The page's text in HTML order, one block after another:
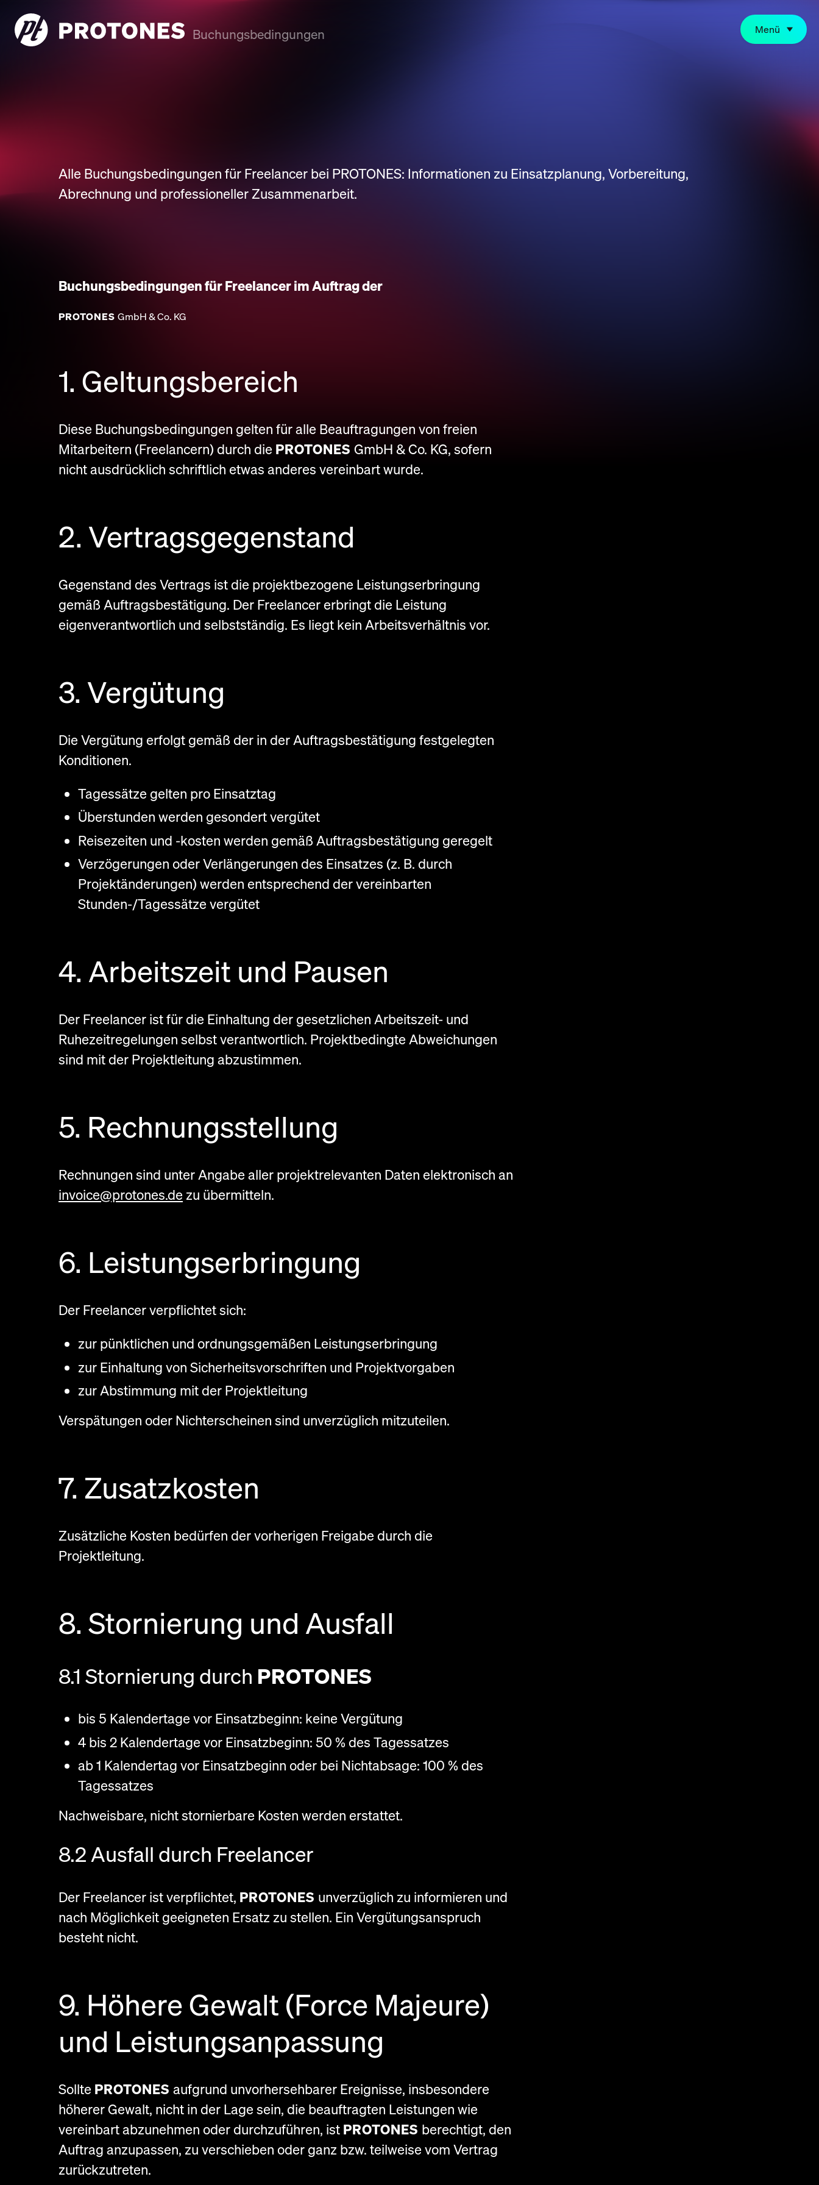
Buchungsbedingungen Menü
Alle Buchungsbedingungen für Freelancer bei PROTONES: Informationen zu Einsatzplanung, Vorbereitung,
Abrechnung und professioneller Zusammenarbeit.
Buchungsbedingungen für Freelancer im Auftrag der
PROTONES GmbH & Co. KG
1. Geltungsbereich
Diese Buchungsbedingungen gelten für alle Beauftragungen von freien
Mitarbeitern (Freelancern) durch die PROTONES GmbH & Co. KG, sofern
nicht ausdrücklich schriftlich etwas anderes vereinbart wurde.
2. Vertragsgegenstand
Gegenstand des Vertrags ist die projektbezogene Leistungserbringung
gemäß Auftragsbestätigung. Der Freelancer erbringt die Leistung
eigenverantwortlich und selbstständig. Es liegt kein Arbeitsverhältnis vor.
3. Vergütung
Die Vergütung erfolgt gemäß der in der Auftragsbestätigung festgelegten
Konditionen.
Tagessätze gelten pro Einsatztag
Überstunden werden gesondert vergütet
Reisezeiten und -kosten werden gemäß Auftragsbestätigung geregelt
Verzögerungen oder Verlängerungen des Einsatzes (z. B. durch
Projektänderungen) werden entsprechend der vereinbarten
Stunden-/Tagessätze vergütet
4. Arbeitszeit und Pausen
Der Freelancer ist für die Einhaltung der gesetzlichen Arbeitszeit- und
Ruhezeitregelungen selbst verantwortlich. Projektbedingte Abweichungen
sind mit der Projektleitung abzustimmen.
5. Rechnungsstellung
Rechnungen sind unter Angabe aller projektrelevanten Daten elektronisch an
invoice@protones.de zu übermitteln.
6. Leistungserbringung
Der Freelancer verpflichtet sich:
zur pünktlichen und ordnungsgemäßen Leistungserbringung
zur Einhaltung von Sicherheitsvorschriften und Projektvorgaben
zur Abstimmung mit der Projektleitung
Verspätungen oder Nichterscheinen sind unverzüglich mitzuteilen.
7. Zusatzkosten
Zusätzliche Kosten bedürfen der vorherigen Freigabe durch die
Projektleitung.
8. Stornierung und Ausfall
8.1 Stornierung durch PROTONES
bis 5 Kalendertage vor Einsatzbeginn: keine Vergütung
4 bis 2 Kalendertage vor Einsatzbeginn: 50 % des Tagessatzes
ab 1 Kalendertag vor Einsatzbeginn oder bei Nichtabsage: 100 % des
Tagessatzes
Nachweisbare, nicht stornierbare Kosten werden erstattet.
8.2 Ausfall durch Freelancer
Der Freelancer ist verpflichtet, PROTONES unverzüglich zu informieren und
nach Möglichkeit geeigneten Ersatz zu stellen. Ein Vergütungsanspruch
besteht nicht.
9. Höhere Gewalt (Force Majeure)
und Leistungsanpassung
Sollte PROTONES aufgrund unvorhersehbarer Ereignisse, insbesondere
höherer Gewalt, nicht in der Lage sein, die beauftragten Leistungen wie
vereinbart abzunehmen oder durchzuführen, ist PROTONES berechtigt, den
Auftrag anzupassen, zu verschieben oder ganz bzw. teilweise vom Vertrag
zurückzutreten.